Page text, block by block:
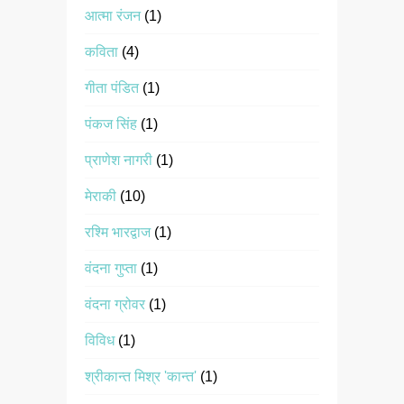
आत्मा रंजन (1)
कविता (4)
गीता पंडित (1)
पंकज सिंह (1)
प्राणेश नागरी (1)
मेराकी (10)
रश्मि भारद्वाज (1)
वंदना गुप्ता (1)
वंदना ग्रोवर (1)
विविध (1)
श्रीकान्त मिश्र 'कान्त' (1)